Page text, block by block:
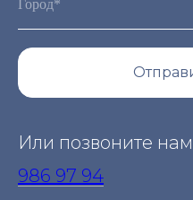
Или позвоните
986 97 94